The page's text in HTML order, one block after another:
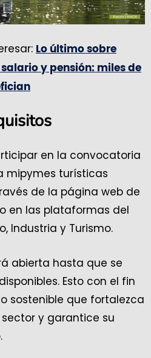
Lo último sobre
y pensión: miles de
en la convocatoria
mipymes turísticas
de la página web de
o en las plataformas del
Industria y Turismo.
abierta hasta que se
Esto con el fin
sostenible que fortalezca
y garantice su